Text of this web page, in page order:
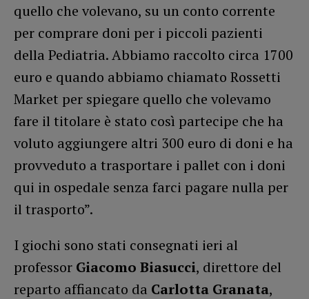
quello che volevano, su un conto corrente
per comprare doni per i piccoli pazienti
della Pediatria. Abbiamo raccolto circa 1700
euro e quando abbiamo chiamato Rossetti
Market per spiegare quello che volevamo
fare il titolare è stato così partecipe che ha
voluto aggiungere altri 300 euro di doni e ha
provveduto a trasportare i pallet con i doni
qui in ospedale senza farci pagare nulla per
il trasporto”.
I giochi sono stati consegnati ieri al
professor Giacomo Biasucci, direttore del
reparto affiancato da Carlotta Granata,